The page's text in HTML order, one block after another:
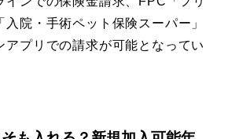
院・手術ペット保険スーパー」
アプリでの請求が可能となってい